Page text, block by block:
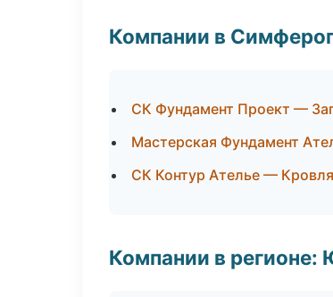
Компании в
СК Фундамент Проект —
Мастерская Фундамент
СК Контур Ателье —
Компании в